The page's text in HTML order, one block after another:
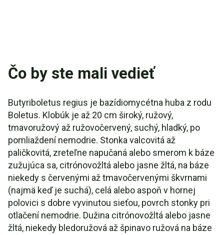
Čo by ste mali vedieť
Butyriboletus regius je bazídiomycétna huba z rodu
Boletus. Klobúk je až 20 cm široký, ružový,
tmavoružový až ružovočervený, suchý, hladký, po
pomliaždení nemodrie. Stonka valcovitá až
paličkovitá, zreteľne napučaná alebo smerom k báze
zužujúca sa, citrónovožltá alebo jasne žltá, na báze
niekedy s červenými až tmavočervenými škvrnami
(najmä keď je suchá), celá alebo aspoň v hornej
polovici s dobre vyvinutou sieťou, povrch stonky pri
otlačení nemodrie. Dužina citrónovožltá alebo jasne
žltá, niekedy bledoružová až špinavo ružová na báze